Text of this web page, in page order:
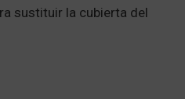
sustituir la cubierta del